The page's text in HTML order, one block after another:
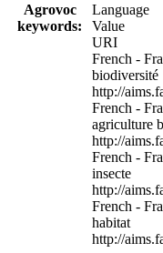
Agrovoc
keywords:
Language
Value
URI
French -
biodiversité
http://
French -
agriculture
http://
French -
insecte
http://
French -
habitat
http://